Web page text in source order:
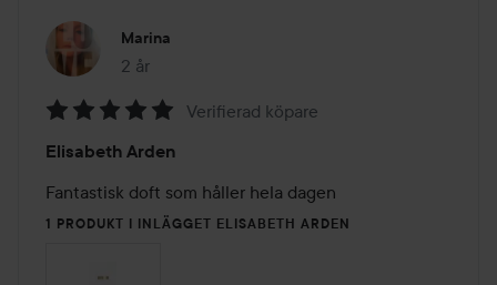
Marina
2 år
Inlägget skapades 2 år
5
av
5
Verifierad köpare
Elisabeth Arden
Fantastisk doft som håller hela dagen
1 PRODUKT I INLÄGGET ELISABETH ARDEN